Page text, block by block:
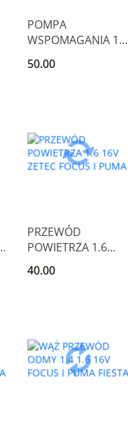
POMPA
WSPOMAGANIA 1.6
SPORT FOCUS
50.00
PRZEWÓD
POWIETRZA 1.6
16V ZETEC FOCUS I
PUMA
40.00